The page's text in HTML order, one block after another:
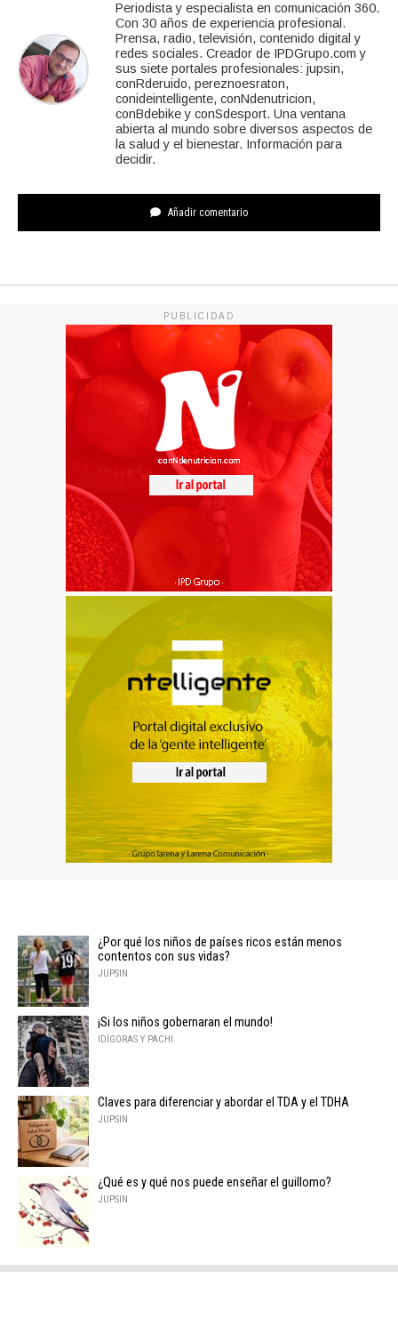
Periodista y especialista en comunicación 360.
Con 30 años de experiencia profesional.
Prensa, radio, televisión, contenido digital y
redes sociales. Creador de IPDGrupo.com y
sus siete portales profesionales: jupsin,
conRderuido, pereznoesraton,
conideintelligente, conNdenutricion,
conBdebike y conSdesport. Una ventana
abierta al mundo sobre diversos aspectos de
la salud y el bienestar. Información para
decidir.
Añadir comentario
PUBLICIDAD
¿Por qué los niños de países ricos están menos
contentos con sus vidas?
JUPSIN
¡Si los niños gobernaran el mundo!
IDÍGORAS Y PACHI
Claves para diferenciar y abordar el TDA y el TDHA
JUPSIN
¿Qué es y qué nos puede enseñar el guillomo?
JUPSIN